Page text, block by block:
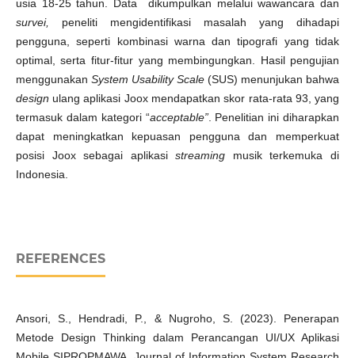
usia 18-25 tahun. Data
dikumpulkan melalui wawancara dan
survei, peneliti mengidentifikasi masalah yang dihadapi
pengguna, seperti kombinasi warna dan tipografi yang tidak
optimal, serta fitur-fitur yang membingungkan. Hasil pengujian
menggunakan System Usability Scale (SUS) menunjukan bahwa
design ulang aplikasi Joox mendapatkan skor rata-rata 93, yang
termasuk dalam kategori “acceptable”. Penelitian ini diharapkan
dapat meningkatkan kepuasan pengguna dan memperkuat
posisi Joox sebagai aplikasistreaming musik terkemuka di
Indonesia.
REFERENCES
Ansori, S., Hendradi, P., & Nugroho, S. (2023). Penerapan
Metode Design Thinking dalam Perancangan UI/UX Aplikasi